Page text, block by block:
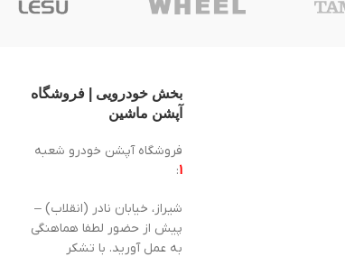
بخش خودرویی | فروشگاه
آپشن ماشین
فروشگاه آپشن خودرو شعبه
1
:
شیراز، خیابان نادر (انقلاب) –
پیش از حضور لطفا هماهنگی
به عمل آورید. با تشکر